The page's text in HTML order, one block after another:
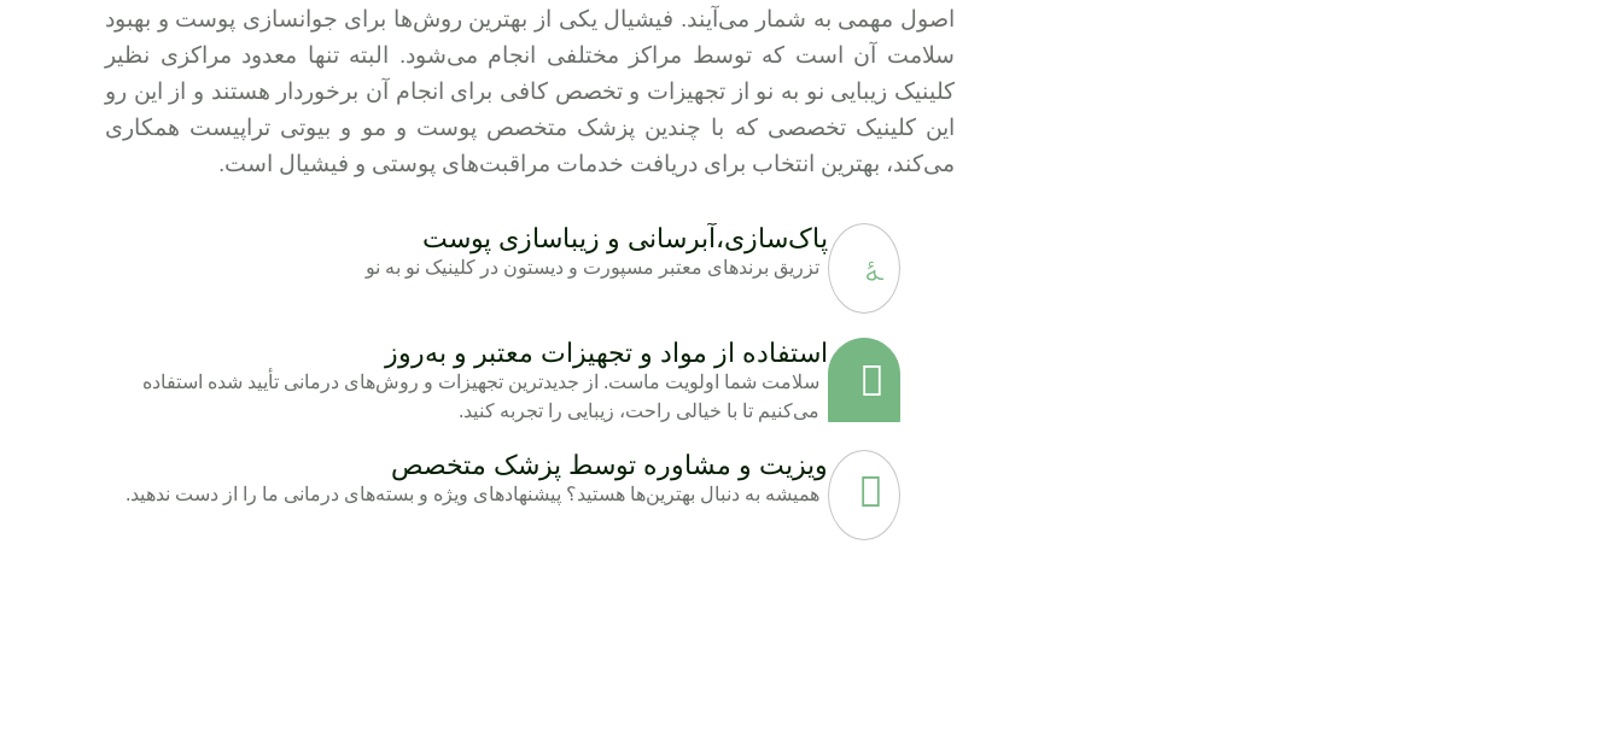
اصول مهمی به شمار می‌آیند. فیشیال یکی از بهترین روش‌ها برای جوانسازی پوست و بهبود
سلامت آن است که توسط مراکز مختلفی انجام می‌شود. البته تنها معدود مراکزی نظیر
کلینیک زیبایی نو به نو از تجهیزات و تخصص کافی برای انجام آن برخوردار هستند و از این رو
این کلینیک تخصصی که با چندین پزشک متخصص پوست و مو و بیوتی تراپیست همکاری
می‌کند، بهترین انتخاب برای دریافت خدمات مراقبت‌های پوستی و فیشیال است.
پاک‌سازی،آبرسانی و زیباسازی پوست
تزریق برندهای معتبر مسپورت و دیستون در کلینیک نو به نو
استفاده از مواد و تجهیزات معتبر و به‌روز
سلامت شما اولویت ماست. از جدیدترین تجهیزات و روش‌های درمانی تأیید شده استفاده
می‌کنیم تا با خیالی راحت، زیبایی را تجربه کنید.
ویزیت و مشاوره توسط پزشک متخصص
همیشه به دنبال بهترین‌ها هستید؟ پیشنهادهای ویژه و بسته‌های درمانی ما را از دست ندهید.